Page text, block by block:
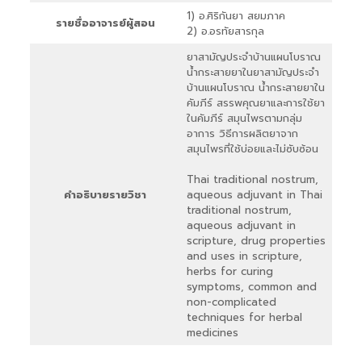
รายชื่ออาจารย์ผู้สอน
1) อ.ศิริกันยา สยมภาค
2) อ.อรทัยสารกุล
คำอธิบายรายวิชา
ยาสามัญประจำบ้านแผนโบราณ
น้ำกระสายยาในยาสามัญประจำ
บ้านแผนโบราณ น้ำกระสายยาใน
คัมภีร์ สรรพคุณยาและการใช้ยา
ในคัมภีร์ สมุนไพรตามกลุ่ม
อาการ วิธีการผลิตยาจาก
สมุนไพรที่ใช้บ่อยและไม่ซับซ้อน
Thai traditional nostrum,
aqueous adjuvant in Thai
traditional nostrum,
aqueous adjuvant in
scripture, drug properties
and uses in scripture,
herbs for curing
symptoms, common and
non-complicated
techniques for herbal
medicines